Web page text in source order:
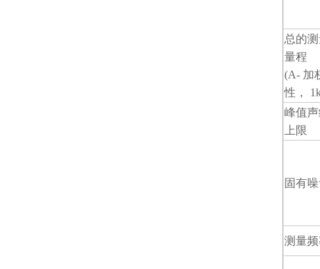
总的
量程
(A- 加
性，
峰值
上限
固有
测量